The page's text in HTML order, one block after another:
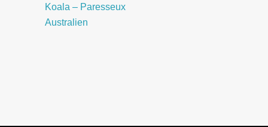
Koala – Paresseux
Australien